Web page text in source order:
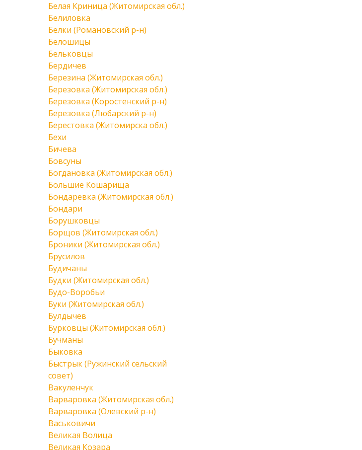
Белая Криница (Житомирская обл.)
Белиловка
Белки (Романовский р-н)
Белошицы
Бельковцы
Бердичев
Березина (Житомирская обл.)
Березовка (Житомирская обл.)
Березовка (Коростенский р-н)
Березовка (Любарский р-н)
Берестовка (Житомирска обл.)
Бехи
Бичева
Бовсуны
Богдановка (Житомирская обл.)
Большие Кошарища
Бондаревка (Житомирская обл.)
Бондари
Борушковцы
Борщов (Житомирская обл.)
Броники (Житомирская обл.)
Брусилов
Будичаны
Будки (Житомирская обл.)
Будо-Воробьи
Буки (Житомирская обл.)
Булдычев
Бурковцы (Житомирская обл.)
Бучманы
Быковка
Быстрык (Ружинский сельский
совет)
Вакуленчук
Варваровка (Житомирская обл.)
Варваровка (Олевский р-н)
Васьковичи
Великая Волица
Великая Козара